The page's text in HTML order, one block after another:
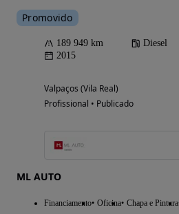
Promovido
189 949 km Diesel
2015
Valpaços (Vila Real)
Profissional • Publicado
ML AUTO
Financiamento Oficina Chapa e Pintura